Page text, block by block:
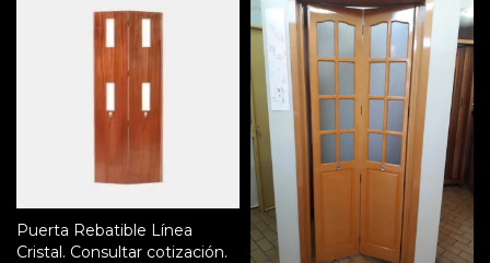
Puerta Rebatible Línea
Cristal. Consultar cotización.